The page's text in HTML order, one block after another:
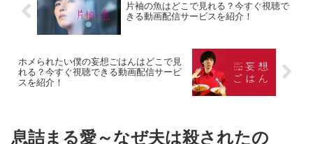
片袖の魚はどこで見れる？今すぐ視聴で
きる動画配信サービスを紹介！
ホメられたい僕の妄想ごはんはどこで見
れる？今すぐ視聴できる動画配信サービ
スを紹介！
息詰まる愛～なぜ夫は殺されたの